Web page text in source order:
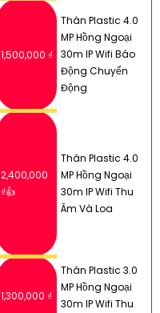
1,500,000 ₫
Thân Plastic 4.0
MP Hồng Ngoại
30m IP Wifi Báo
Động Chuyển
Động
2,400,000
₫👍
Thân Plastic 4.0
MP Hồng Ngoại
30m IP Wifi Thu
Âm Và Loa
1,300,000 ₫
Thân Plastic 3.0
MP Hồng Ngoại
30m IP Wifi Thu